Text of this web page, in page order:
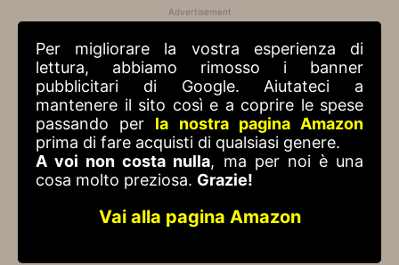
Advertisement
Per migliorare la vostra esperienza di
lettura, abbiamo rimosso i banner
pubblicitari di Google. Aiutateci a
mantenere il sito così e a coprire le spese
passando per la nostra pagina Amazon
prima di fare acquisti di qualsiasi genere.
A voi non costa nulla, ma per noi è una
cosa molto preziosa. Grazie!
Vai alla pagina Amazon